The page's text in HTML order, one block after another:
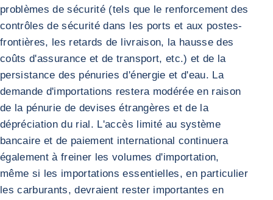
problèmes de sécurité (tels que le renforcement des
contrôles de sécurité dans les ports et aux postes-
frontières, les retards de livraison, la hausse des
coûts d'assurance et de transport, etc.) et de la
persistance des pénuries d'énergie et d'eau. La
demande d'importations restera modérée en raison
de la pénurie de devises étrangères et de la
dépréciation du rial. L'accès limité au système
bancaire et de paiement international continuera
également à freiner les volumes d'importation,
même si les importations essentielles, en particulier
les carburants, devraient rester importantes en